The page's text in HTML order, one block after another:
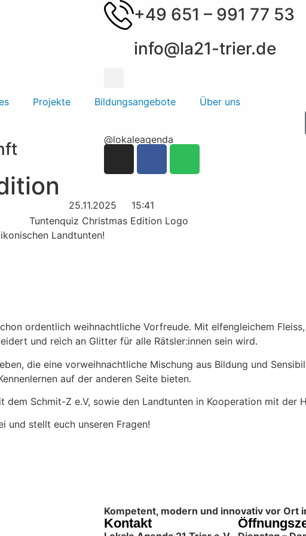
+49 651 – 991 77 53
info@la21-trier.de
Projekte Bildungsangebote Über uns
@lokaleagenda
25.11.2025 15:41
Landtunten!
ordentlich weihnachtliche Vorfreude. Mit elfengleichem
und reich an Glitter für alle Rätsler:innen sein wird.
die eine vorweihnachtliche Mischung aus Bildung und
auf der anderen Seite bieten.
Schmit-Z e.V, sowie den Landtunten in Kooperation mit der
und stellt euch unseren Fragen!
Kompetent, modern und innovativ vor Ort
Kontakt